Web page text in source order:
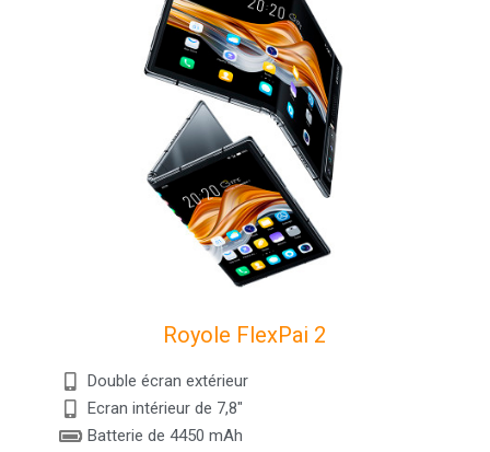
Royole FlexPai 2
Double écran extérieur
Ecran intérieur de 7,8"
Batterie de 4450 mAh